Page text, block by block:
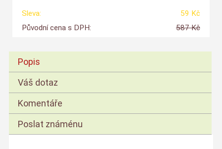
Sleva:
59 Kč
Původní cena s DPH:
587 Kč
Popis
Váš dotaz
Komentáře
Poslat známénu